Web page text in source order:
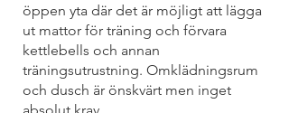
öppen yta där det är möjligt att lägga
ut mattor för träning och förvara
kettlebells och annan
träningsutrustning. Omklädningsrum
och dusch är önskvärt men inget